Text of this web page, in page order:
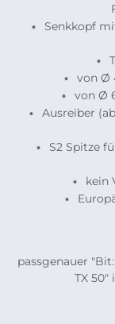
Senkkopf
von Ø
von Ø
Ausreiber
S2 Spitze
kein
passgenauer
TX